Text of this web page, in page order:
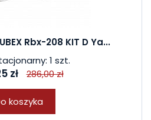
Rbx-208 KIT D Ya...
1 szt.
zł 286,00 zł
koszyka